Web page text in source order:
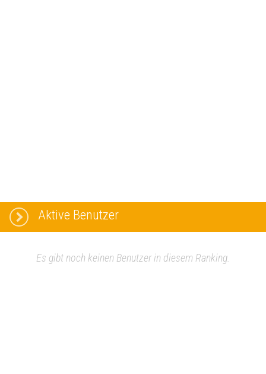
Aktive Benutzer
Es gibt noch keinen Benutzer in diesem Ranking.